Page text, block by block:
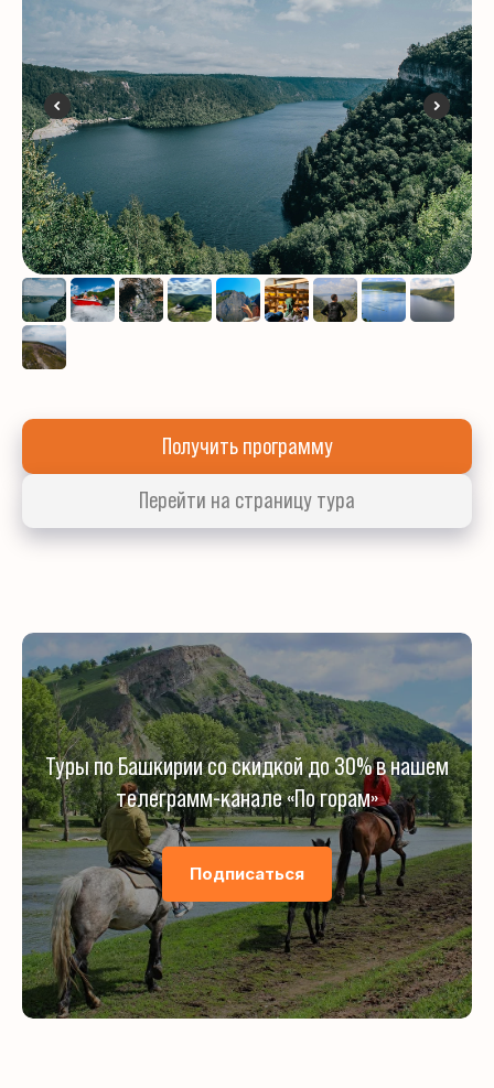
Получить программу
Перейти на страницу тура
Туры по Башкирии со скидкой до 30% в нашем
телеграмм-канале «По горам»
Подписаться